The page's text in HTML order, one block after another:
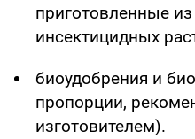
приготовленные
инсектицидных
биоудобрения и
пропорции,
изготовителем).